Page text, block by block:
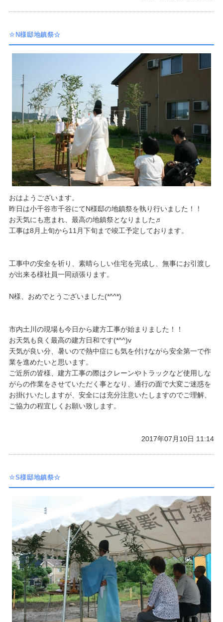
☆N様邸地鎮祭☆
おはようございます。
​昨日は小千谷市千谷にてN様邸の地鎮祭を執り行いました！！
お天気にも恵まれ、最高の地鎮祭となりました♬
工事は8月上旬から11月下旬まで竣工予定しております。
工事中の安全を祈り、素晴らしい住宅を完成し、無事にお引渡し
が出来る様社員一同頑張ります。
N様、おめでとうございました(*^^*)
​市内土川の現場も今日から建方工事が始まりました！！
​お天気も良く最高の建方日和です(*^^)v
​天気が良い分、暑いので熱中症にも気を付けながら安全第一で作
業を進めたいと思います。
ご近所の皆様、建方工事の際はクレーンやトラックなど使用しな
がらの作業をさせていただく事となり、通行の面で大変ご迷惑を
お掛けいたしますが、安全には充分注意いたしますのでご理解、
ご協力の程宜しくお願い致します。
2017年07月10日 11:14
☆S様邸地鎮祭☆